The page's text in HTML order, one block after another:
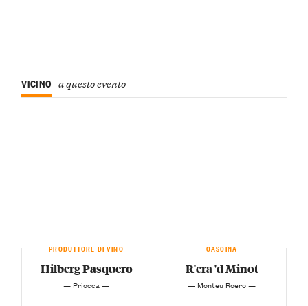
VICINO a questo evento
PRODUTTORE DI VINO
Hilberg Pasquero
— Priocca —
CASCINA
R'era 'd Minot
— Monteu Roero —